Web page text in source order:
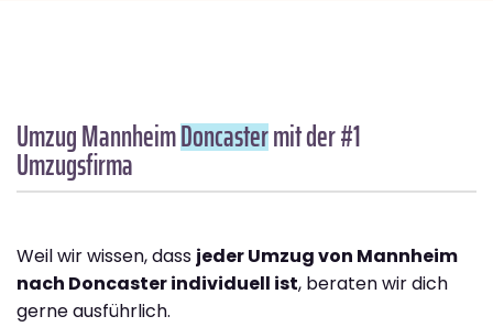
Umzug MannheimDoncastermit der #1
Umzugsfirma
Weil wir wissen, dass jeder Umzug von Mannheim
nach Doncaster individuell ist, beraten wir dich
gerne ausführlich.